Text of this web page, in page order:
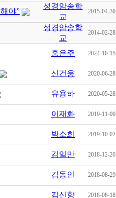
야”
성경암송학
교
2015-04-30
성경암송학
교
2014-02-28
홍은주 2024-10-15
신건웅 2020-06-28
유용하 2020-05-28
이재화 2019-11-09
박소희 2019-10-02
김일만 2018-12-20
김동인 2018-08-29
김신향 2018-08-18